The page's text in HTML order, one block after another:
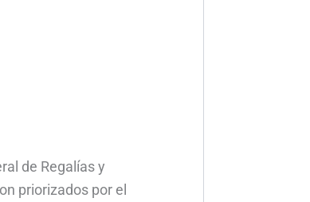
de Regalías y
priorizados por el